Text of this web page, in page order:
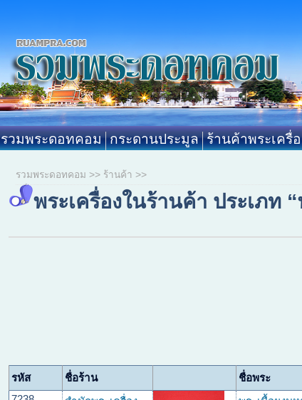
รวมพระดอทคอม กระดานประมูล ร้านค้าพระเครื่
รวมพระดอทคอม >> ร้านค้า >>
พระเครื่องในร้านค้า ประเภท
รหัส ชื่อร้าน ชื่อพระ